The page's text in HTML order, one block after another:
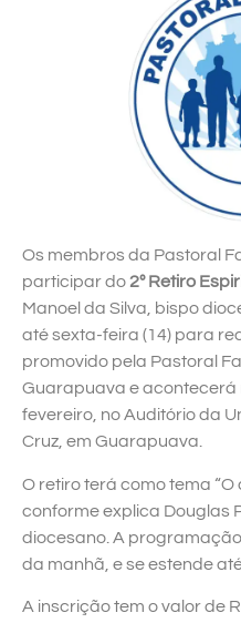
Os membros da Pastoral
participar do2º Retiro
Manoel da Silva, bispo
até sexta-feira (14) para
promovido pela Pastoral
Guarapuava e acontecerá
fevereiro, no Auditório da
Cruz, em Guarapuava.
O retiro terá como tema
conforme explica Douglas
diocesano. A
da manhã, e se estende até
A inscrição tem o valor de